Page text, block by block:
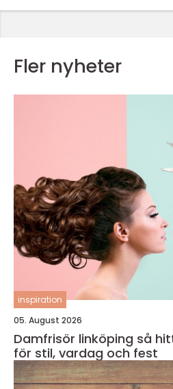
Fler nyheter
inspiration
05. August 2026
Damfrisör linköping så hittar du rätt salong
för stil, vardag och fest